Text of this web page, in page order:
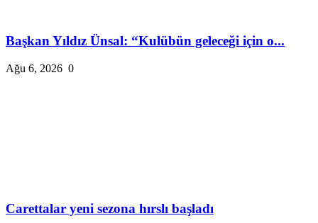
Başkan Yıldız Ünsal: “Kulübün geleceği için o...
Ağu 6, 2026 0
Carettalar yeni sezona hırslı başladı